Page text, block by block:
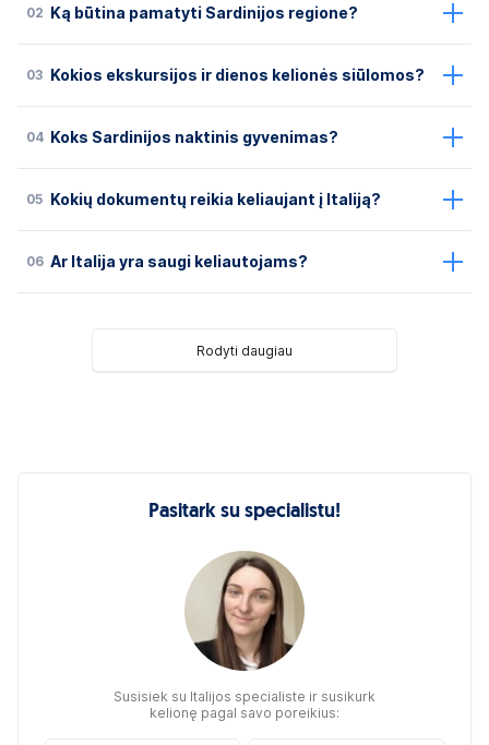
02 Ką būtina pamatyti Sardinijos regione?
03 Kokios ekskursijos ir dienos kelionės siūlomos?
04 Koks Sardinijos naktinis gyvenimas?
05 Kokių dokumentų reikia keliaujant į Italiją?
06 Ar Italija yra saugi keliautojams?
Rodyti daugiau
Pasitark su specialistu!
Susisiek su Italijos specialiste ir susikurk
kelionę pagal savo poreikius: